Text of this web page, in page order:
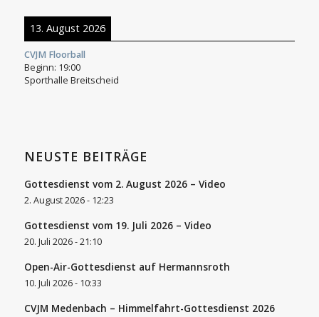
13. August 2026
CVJM Floorball
Beginn: 19:00
Sporthalle Breitscheid
NEUSTE BEITRÄGE
Gottesdienst vom 2. August 2026 – Video
2. August 2026 - 12:23
Gottesdienst vom 19. Juli 2026 – Video
20. Juli 2026 - 21:10
Open-Air-Gottesdienst auf Hermannsroth
10. Juli 2026 - 10:33
CVJM Medenbach – Himmelfahrt-Gottesdienst 2026